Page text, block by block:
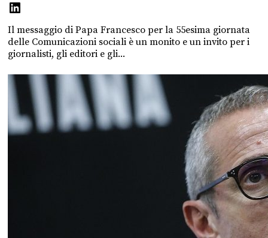
Il messaggio di Papa Francesco per la 55esima giornata
delle Comunicazioni sociali è un monito e un invito per i
giornalisti, gli editori e gli...